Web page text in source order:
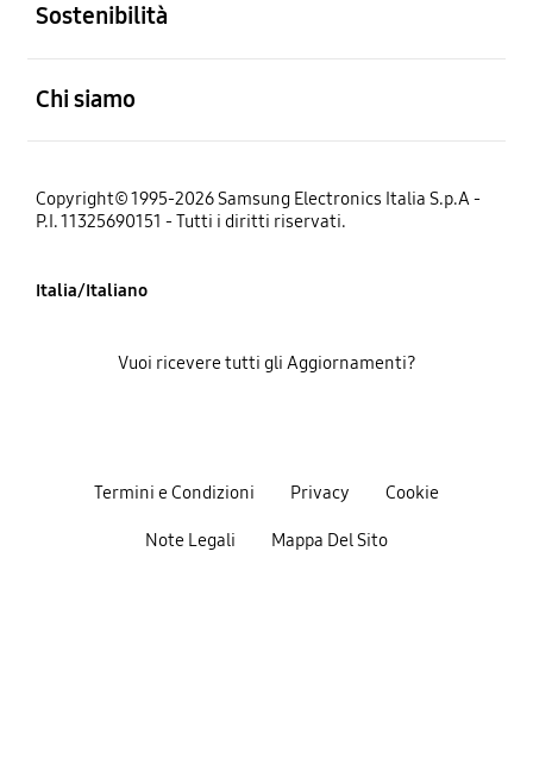
Sostenibilità
Chi siamo
Copyright© 1995-2026 Samsung Electronics Italia S.p.A -
P.I. 11325690151 - Tutti i diritti riservati.
Italia/Italiano
Termini e Condizioni Privacy Cookie
Note Legali Mappa Del Sito
Vuoi ricevere tutti gli Aggiornamenti?